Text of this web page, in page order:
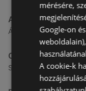
ALDI
Ágfalvi út 4/a, 9400
CBA
Somfalvi u. 14., 9400
mérésére,
Google-on
A cookie-k